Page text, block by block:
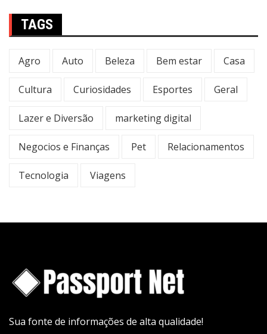
TAGS
Agro Auto Beleza Bem estar Casa
Cultura Curiosidades Esportes Geral
Lazer e Diversão marketing digital
Negocios e Finanças Pet Relacionamentos
Tecnologia Viagens
Sua fonte de informações de alta qualidade!